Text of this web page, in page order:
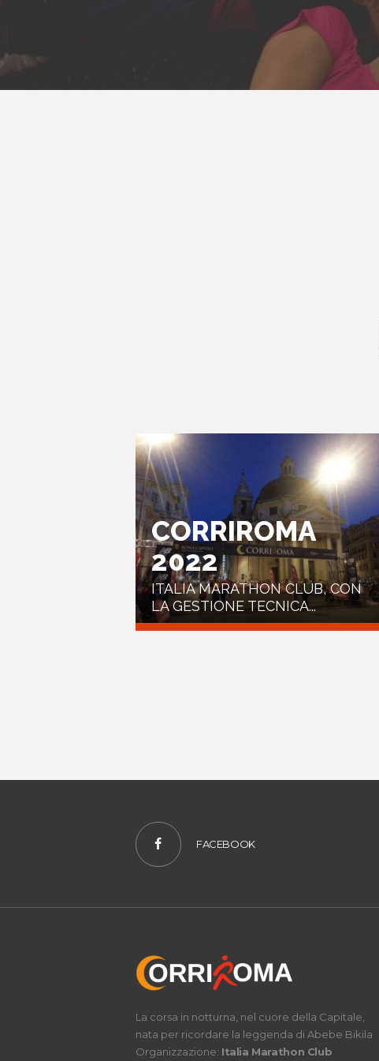
CORRIROMA
2022
ITALIA MARATHON CLUB, CON
LA GESTIONE TECNICA...
FACEBOOK
La corsa in notturna, nel cuore della Capitale,
nata per ricordare la leggenda di Abebe Bikila
Organizzazione: Italia Marathon Club